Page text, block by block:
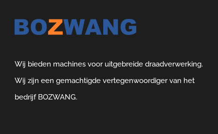
Wij bieden machines voor uitgebreide draadverwerking.
Wij zijn een gemachtigde vertegenwoordiger van het
bedrijf BOZWANG.